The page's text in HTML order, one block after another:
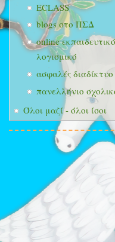
ECLASS
blogs στο ΠΣΔ
online εκπαιδευτικό
λογισμικό
ασφαλές διαδίκτυο
πανελλήνιο
Όλοι μαζί - όλοι ίσοι